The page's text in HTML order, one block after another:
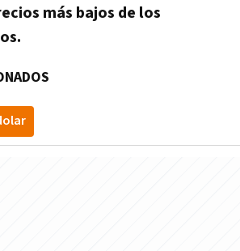
más bajos de los